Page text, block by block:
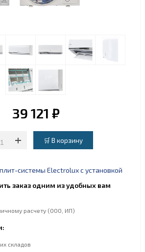
39 121 ₽
+
системы Electrolux с установкой
заказ одним из удобных вам
расчету (ООО, ИП)
складов